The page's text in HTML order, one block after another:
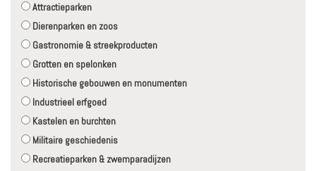
Attractieparken
Dierenparken en zoos
Gastronomie & streekproducten
Grotten en spelonken
Historische gebouwen en monumenten
Industrieel erfgoed
Kastelen en burchten
Militaire geschiedenis
Recreatieparken & zwemparadijzen